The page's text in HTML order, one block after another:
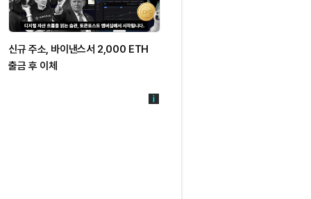
신규 주소, 바이낸스서 2,000 ETH
출금 후 이체